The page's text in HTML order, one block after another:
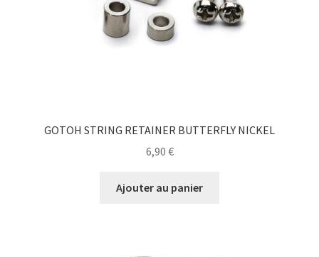
GOTOH STRING RETAINER BUTTERFLY NICKEL
6,90 €
Ajouter au panier